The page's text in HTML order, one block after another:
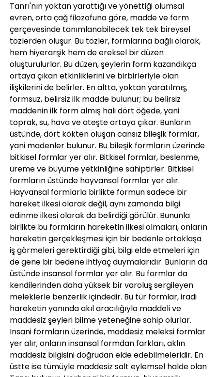
Tanrı'nın yoktan yarattığı ve yönettiği olumsal
evren, orta çağ filozofuna göre, madde ve form
çerçevesinde tanımlanabilecek tek tek bireysel
tözlerden oluşur. Bu tözler, formlarına bağlı olarak,
hem hiyerarşik hem de ereksel bir düzen
oluşturulurlar. Bu düzen, şeylerin form kazandıkça
ortaya çıkan etkinliklerini ve birbirleriyle olan
ilişkilerini de belirler. En altta, yoktan yaratılmış,
formsuz, belirsiz ilk madde bulunur; bu belirsiz
maddenin ilk form almış hali dört öğede, yani
toprak, su, hava ve ateşte ortaya çıkar. Bunların
üstünde, dört kökten oluşan cansız bileşik formlar,
yani madenler bulunur. Bu bileşik formların üzerinde
bitkisel formlar yer alır. Bitkisel formlar, beslenme,
üreme ve büyüme yetkinliğine sahiptirler. Bitkisel
formların üstünde hayvansal formlar yer alır.
Hayvansal formlarla birlikte formun sadece bir
hareket ilkesi olarak değil, aynı zamanda bilgi
edinme ilkesi olarak da belirdiği görülür. Bununla
birlikte bu formların hareketin ilkesi olmaları, onların
hareketin gerçekleşmesi için bir bedenle ortaklaşa
iş görmeleri gerektirdiği gibi, bilgi elde etmeleri için
de gene bir bedene ihtiyaç duymalarıdır. Bunların da
üstünde insansal formlar yer alır. Bu formlar da
kendilerinden daha yüksek bir varoluş sergileyen
meleklerle benzerlik içindedir. Bu tür formlar, iradi
hareketin yanında akıl aracılığıyla maddeli ve
maddesiz şeyleri bilme yeteneğine sahip olurlar.
İnsani formların üzerinde, maddesiz meleksi formlar
yer alır; onların insansal formdan farkları, aklın
maddesiz bilgisini doğrudan elde edebilmeleridir. En
üstte ise tümüyle maddesiz salt eylemsel halde olan